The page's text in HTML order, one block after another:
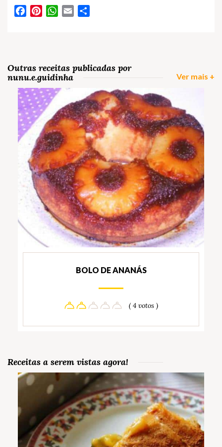
FacebookPinterestWhatsApp
Email
Outras receitas publicadas por
nunu.e.guidinha
Ver mais +
BOLO DE ANANÁS
( 4 votos )
Receitas a serem vistas agora!